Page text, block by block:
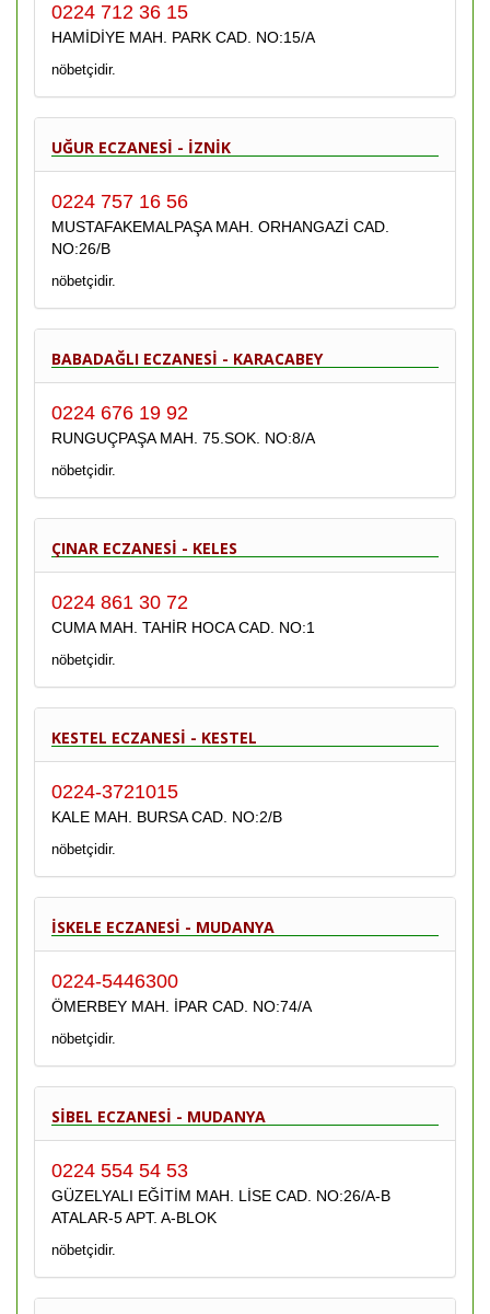
0224 712 36 15
HAMİDİYE MAH. PARK CAD. NO:15/A
nöbetçidir.
UĞUR ECZANESİ - İZNİK
0224 757 16 56
MUSTAFAKEMALPAŞA MAH. ORHANGAZİ CAD.
NO:26/B
nöbetçidir.
BABADAĞLI ECZANESİ - KARACABEY
0224 676 19 92
RUNGUÇPAŞA MAH. 75.SOK. NO:8/A
nöbetçidir.
ÇINAR ECZANESİ - KELES
0224 861 30 72
CUMA MAH. TAHİR HOCA CAD. NO:1
nöbetçidir.
KESTEL ECZANESİ - KESTEL
0224-3721015
KALE MAH. BURSA CAD. NO:2/B
nöbetçidir.
İSKELE ECZANESİ - MUDANYA
0224-5446300
ÖMERBEY MAH. İPAR CAD. NO:74/A
nöbetçidir.
SİBEL ECZANESİ - MUDANYA
0224 554 54 53
GÜZELYALI EĞİTİM MAH. LİSE CAD. NO:26/A-B
ATALAR-5 APT. A-BLOK
nöbetçidir.